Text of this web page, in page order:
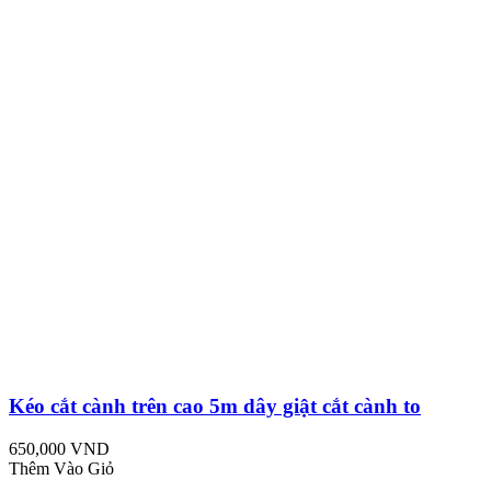
Kéo cắt cành trên cao 5m dây giật cắt cành to
650,000 VND
Thêm Vào Giỏ